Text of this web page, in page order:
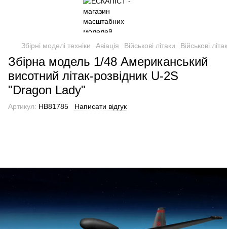
Збірні моделі техніки Авіація Військові літаки Військові
Збірна модель 1/48 Американський
висотний літак-розвідник U-2S
"Dragon Lady"
Артикул: HB81785 Написати відгук